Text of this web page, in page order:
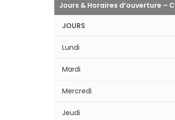
Jours & Horaires d’ouverture –
JOURS
Lundi
Mardi
Mercredi
Jeudi